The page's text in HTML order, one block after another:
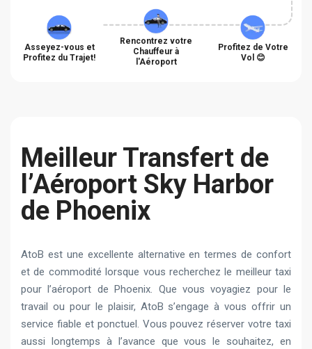
Asseyez-vous et
Profitez du Trajet!
Rencontrez votre
Chauffeur à
l'Aéroport
Profitez de Votre
Vol 😊
Meilleur Transfert de
l’Aéroport Sky Harbor
de Phoenix
AtoB est une excellente alternative en termes de confort
et de commodité lorsque vous recherchez le meilleur taxi
pour l’aéroport de Phoenix. Que vous voyagiez pour le
travail ou pour le plaisir, AtoB s’engage à vous offrir un
service fiable et ponctuel. Vous pouvez réserver votre taxi
aussi longtemps à l’avance que vous le souhaitez, en